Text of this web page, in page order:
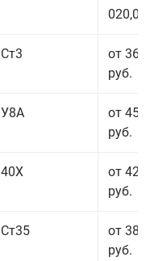
020,00
Ст3
от 36
руб.
У8А
от 45
руб.
40Х
от 42
руб.
Ст35
от 38
руб.